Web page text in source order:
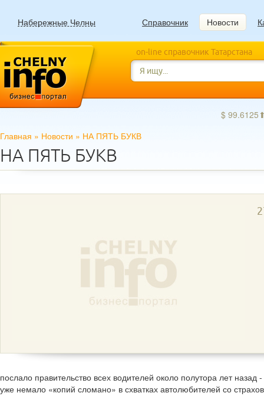
Набережные Челны Справочник Новости
on-line справочник Татарстана
$
Главная » Новости » НА ПЯТЬ БУКВ
НА ПЯТЬ БУКВ
послало правительство всех водителей около полутора лет
уже немало «копий сломано» в схватках автолюбителей со